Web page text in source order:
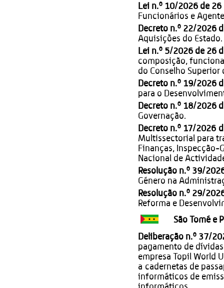
Lei n.º 10/2026 de
Funcionários e
Decreto n.º 22/2026
Aquisições do Estado.
Lei n.º 5/2026 de 26
composição,
do Conselho Superior
Decreto n.º 19/2026
para o
Decreto n.º 18/2026
Governação.
Decreto n.º 17/2026
Multissectorial para
Finanças, Inspecção-
Nacional de
Resolução n.º 39/
Género na
Resolução n.º 29/
Reforma e
São Tomé e
Deliberação n.º 37/
pagamento de
empresa Topil World
a cadernetas de
informáticos de